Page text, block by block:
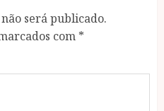
será publicado.
com *